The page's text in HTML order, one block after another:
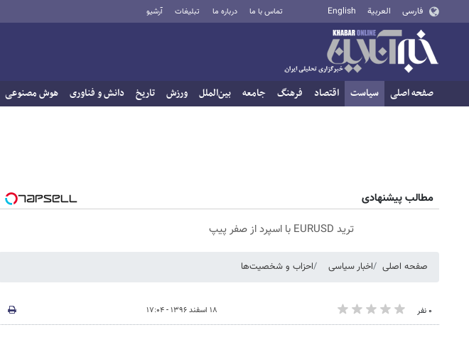
فارسی العربية English تماس با ما درباره ما تبلیغات آرشیو
صفحه اصلی سیاست اقتصاد فرهنگ جامعه بین‌الملل ورزش تاریخ دانش و فناوری هوش مصنوعی
مطالب پیشنهادی
ترید EURUSD با اسپرد از صفر پیپ
صفحه اصلی اخبار سیاسی احزاب و شخصیت‌ها
۰ نفر ۱۸ اسفند ۱۳۹۶ - ۱۷:۰۴